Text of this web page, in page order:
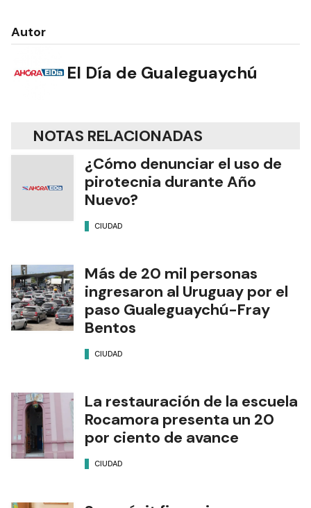
Autor
El Día de Gualeguaychú
NOTAS RELACIONADAS
¿Cómo denunciar el uso de
pirotecnia durante Año
Nuevo?
CIUDAD
Más de 20 mil personas
ingresaron al Uruguay por el
paso Gualeguaychú-Fray
Bentos
CIUDAD
La restauración de la escuela
Rocamora presenta un 20
por ciento de avance
CIUDAD